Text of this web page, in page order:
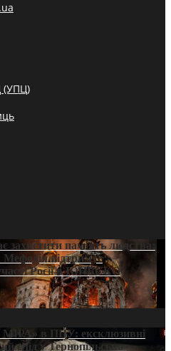
(УПЦ)
захистити пам’ять людства:
підтримує
Росії в ЮНЕСКО
в ПЦУ: ексклюзивні
слід у Тернопільсько-